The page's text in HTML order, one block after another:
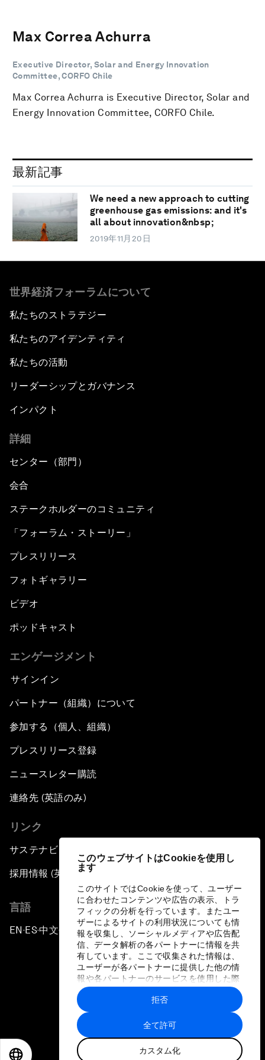
このウェブサイトはCookieを使用し
ます
このサイトではCookieを使って、ユーザー
に合わせたコンテンツや広告の表示、トラ
フィックの分析を行っています。またユー
ザーによるサイトの利用状況についても情
報を収集し、ソーシャルメディアや広告配
信、データ解析の各パートナーに情報を共
有しています。ここで収集された情報は、
ユーザーが各パートナーに提供した他の情
報や各パートナーのサービスを使用した際
に収集された情報と組み合わされ、各パー
トナーによって使用されることがありま
す。
全て許可
カスタム化
拒否
Max Correa Achurra
Executive Director, Solar and Energy Innovation
Committee, CORFO Chile
Max Correa Achurra is Executive Director, Solar and
Energy Innovation Committee, CORFO Chile.
最新記事
We need a new approach to cutting
greenhouse gas emissions: and it's
all about innovation&nbsp;
2019年11月20日
世界経済フォーラムについて
私たちのストラテジー
私たちのアイデンティティ
私たちの活動
リーダーシップとガバナンス
インパクト
詳細
センター（部門）
会合
ステークホルダーのコミュニティ
「フォーラム・ストーリー」
プレスリリース
フォトギャラリー
ビデオ
ポッドキャスト
エンゲージメント
サインイン
パートナー（組織）について
参加する（個人、組織）
プレスリリース登録
ニュースレター購読
連絡先 (英語のみ)
リンク
サステナビリティへの取り組み
採用情報 (英語のみ)
言語
EN ▪ ES▪中文▪ 日本語
プライバシーポリシーと利用規約
サイトマップ
©
世界経済フォーラム